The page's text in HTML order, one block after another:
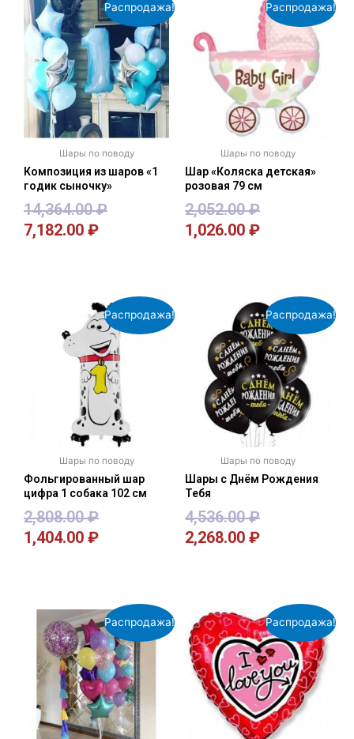
Распродажа!
Шары по поводу
Композиция из шаров «1
годик сыночку»
14,364.00₽
7,182.00 ₽
Распродажа!
Шары по поводу
Шар «Коляска детская»
розовая 79 см
2,052.00₽
1,026.00 ₽
Распродажа!
Шары по поводу
Фольгированный шар
цифра 1 собака 102 см
2,808.00₽
1,404.00 ₽
Распродажа!
Шары по поводу
Шары с Днём Рождения
Тебя
4,536.00₽
2,268.00 ₽
Распродажа! Распродажа!